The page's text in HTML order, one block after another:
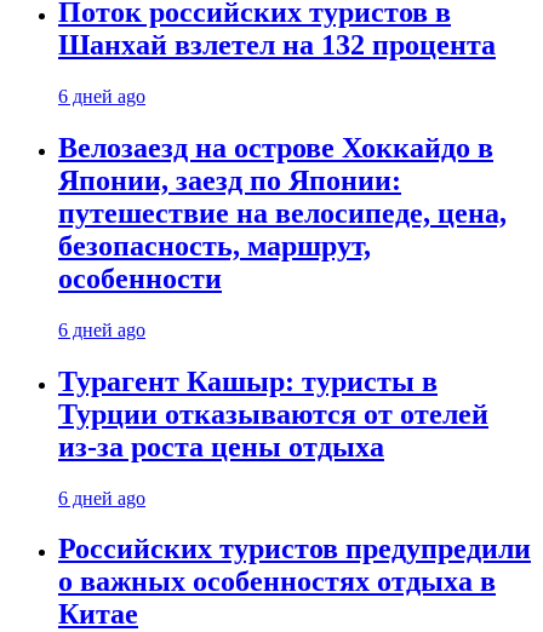
Поток российских туристов в
Шанхай взлетел на 132 процента
6 дней ago
Велозаезд на острове Хоккайдо в
Японии, заезд по Японии:
путешествие на велосипеде, цена,
безопасность, маршрут,
особенности
6 дней ago
Турагент Кашыр: туристы в
Турции отказываются от отелей
из-за роста цены отдыха
6 дней ago
Российских туристов предупредили
о важных особенностях отдыха в
Китае